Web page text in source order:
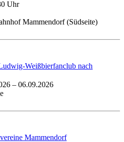
Uhr
Mammendorf (Südseite)
Weißbierfanclub nach
– 06.09.2026
Mammendorf